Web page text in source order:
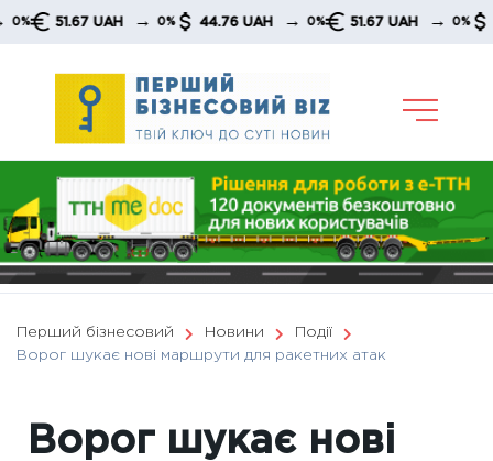
Skip
51.67 UAH → 0% 44.76 UAH → 0% 51.67 UAH → 0% 44.76
Перший бізнесовий Новини
Події
Ворог шукає нові маршрути для ракетних атак
Ворог шукає нові